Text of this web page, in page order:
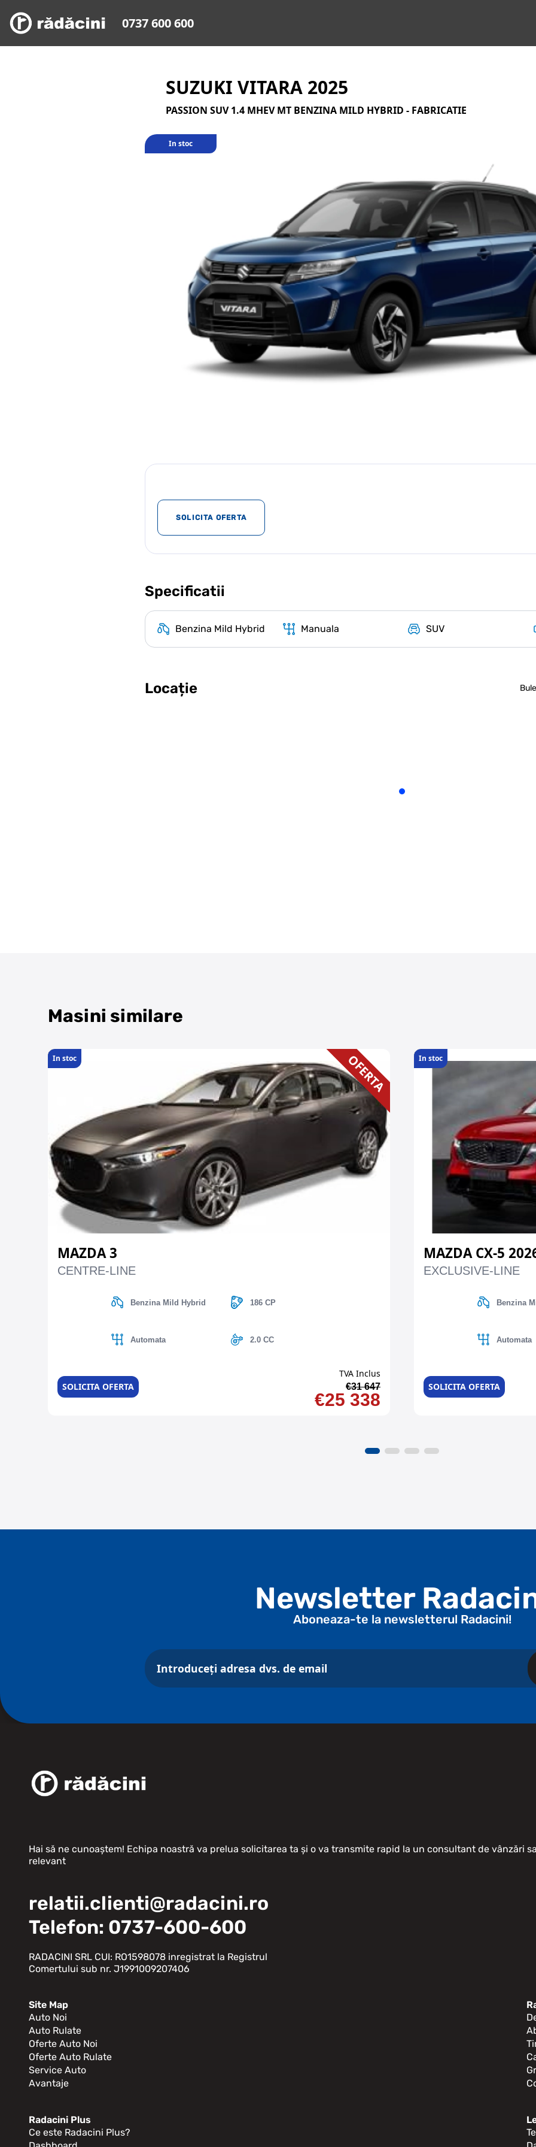
0737 600 600
SUZUKI VITARA 2025
PASSION SUV 1.4 MHEV MT BENZINA MILD HYBRID - FABRICATIE
In stoc
SOLICITA OFERTA
Specificatii
Benzina Mild Hybrid Manuala SUV
Locație
Masini similare
In stoc OFERTA
MAZDA 3
CENTRE-LINE
Benzina Mild Hybrid 186 CP
Automata 2.0 CC
SOLICITA OFERTA
TVA Inclus
€31 647
€25 338
In stoc
MAZDA CX-5
EXCLUSIVE-LINE
Benzina
Automata
SOLICITA OFERTA
Newsletter
Aboneaza-te la newsletterul Radacini!
Hai să ne cunoaștem! Echipa noastră va prelua solicitarea ta și o va transmite rapid la un consultant de vânzări
relevant
Site Map
Auto Noi
Auto Rulate
Oferte Auto Noi
Oferte Auto Rulate
Service Auto
Avantaje
Radacini Plus
Ce este Radacini Plus?
relatii.clienti@radacini.ro
Telefon: 0737-600-600
RADACINI SRL CUI: RO1598078 inregistrat la Registrul
Comertului sub nr. J1991009207406